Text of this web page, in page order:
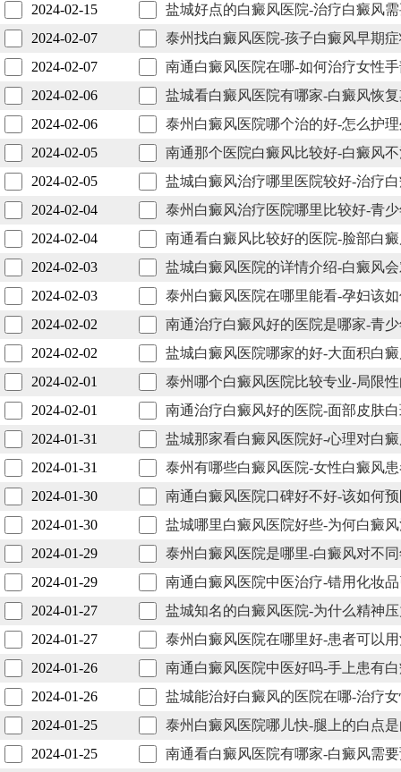
2024-02-15
盐城好点的白癜风医院-治疗白癜风
2024-02-07
泰州找白癜风医院-孩子白癜风早期
2024-02-07
南通白癜风医院在哪-如何治疗女性
2024-02-06
盐城看白癜风医院有哪家-白癜风恢
2024-02-06
泰州白癜风医院哪个治的好-怎么护
2024-02-05
南通那个医院白癜风比较好-白癜风
2024-02-05
盐城白癜风治疗哪里医院较好-治疗
2024-02-04
泰州白癜风治疗医院哪里比较好-青
2024-02-04
南通看白癜风比较好的医院-脸部白
2024-02-03
盐城白癜风医院的详情介绍-白癜风
2024-02-03
泰州白癜风医院在哪里能看-孕妇该
2024-02-02
南通治疗白癜风好的医院是哪家-青
2024-02-02
盐城白癜风医院哪家的好-大面积白
2024-02-01
泰州哪个白癜风医院比较专业-局限
2024-02-01
南通治疗白癜风好的医院-面部皮肤
2024-01-31
盐城那家看白癜风医院好-心理对白
2024-01-31
泰州有哪些白癜风医院-女性白癜风
2024-01-30
南通白癜风医院口碑好不好-该如何
2024-01-30
盐城哪里白癜风医院好些-为何白癜
2024-01-29
泰州白癜风医院是哪里-白癜风对不
2024-01-29
南通白癜风医院中医治疗-错用化妆
2024-01-27
盐城知名的白癜风医院-为什么精神
2024-01-27
泰州白癜风医院在哪里好-患者可以
2024-01-26
南通白癜风医院中医好吗-手上患有
2024-01-26
盐城能治好白癜风的医院在哪-治疗
2024-01-25
泰州白癜风医院哪儿快-腿上的白点
2024-01-25
南通看白癜风医院有哪家-白癜风需